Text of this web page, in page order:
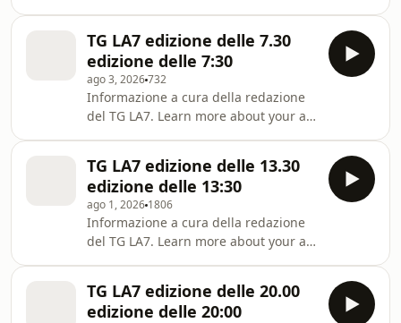
TG LA7 edizione delle 7.30
edizione delle 7:30
ago 3, 2026732
Informazione a cura della redazione
del TG LA7. Learn more about your ad
TG LA7 edizione delle 13.30
edizione delle 13:30
ago 1, 2026 1806
Informazione a cura della redazione
del TG LA7. Learn more about your ad
TG LA7 edizione delle 20.00
edizione delle 20:00